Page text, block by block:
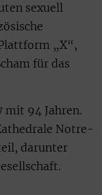
sexuell
„X“,
für das
mit 94 Jahren.
Notre-
darunter